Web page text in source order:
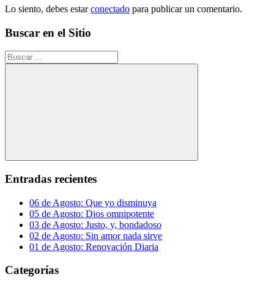
Lo siento, debes estarconectado para publicar un comentario.
Buscar en el Sitio
Buscar:
Buscar
Entradas recientes
06 de Agosto: Que yo disminuya
05 de Agosto: Dios omnipotente
03 de Agosto: Justo, y, bondadoso
02 de Agosto: Sin amor nada sirve
01 de Agosto: Renovación Diaria
Categorías